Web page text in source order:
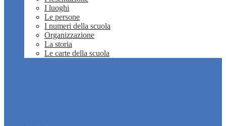
I luoghi
Le persone
I numeri della scuola
Organizzazione
La storia
Le carte della scuola